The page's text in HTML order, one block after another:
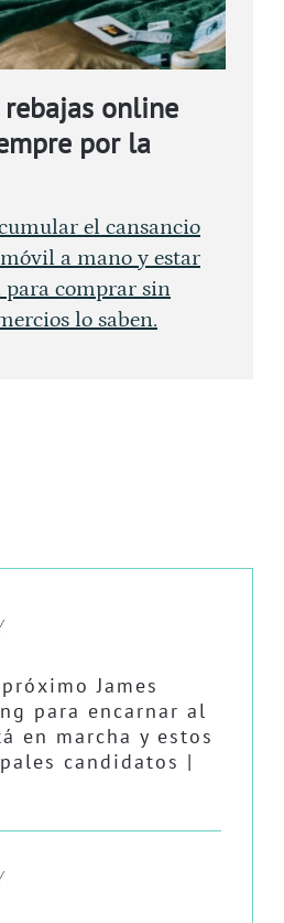
online
por la
el cansancio
a mano y estar
para comprar sin
lo saben.
James
para encarnar al
en marcha y estos
candidatos |